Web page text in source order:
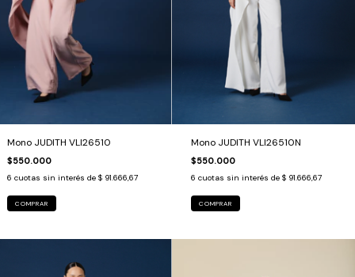
Mono JUDITH VLI26510
$550.000
6 cuotas sin interés de $ 91.666,67
COMPRAR
Mono JUDITH VLI26510N
$550.000
6 cuotas sin interés de $ 91.666,67
COMPRAR